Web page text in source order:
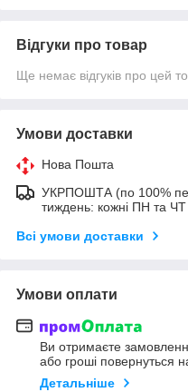
Відгуки про товар
Ще немає відгуків про цей
Умови доставки
Нова Пошта
УКРПОШТА (по 100%
тиждень: кожні ПН та
Всі умови доставки
Умови оплати
Ви отримаєте
або гроші повернуться
Детальніше